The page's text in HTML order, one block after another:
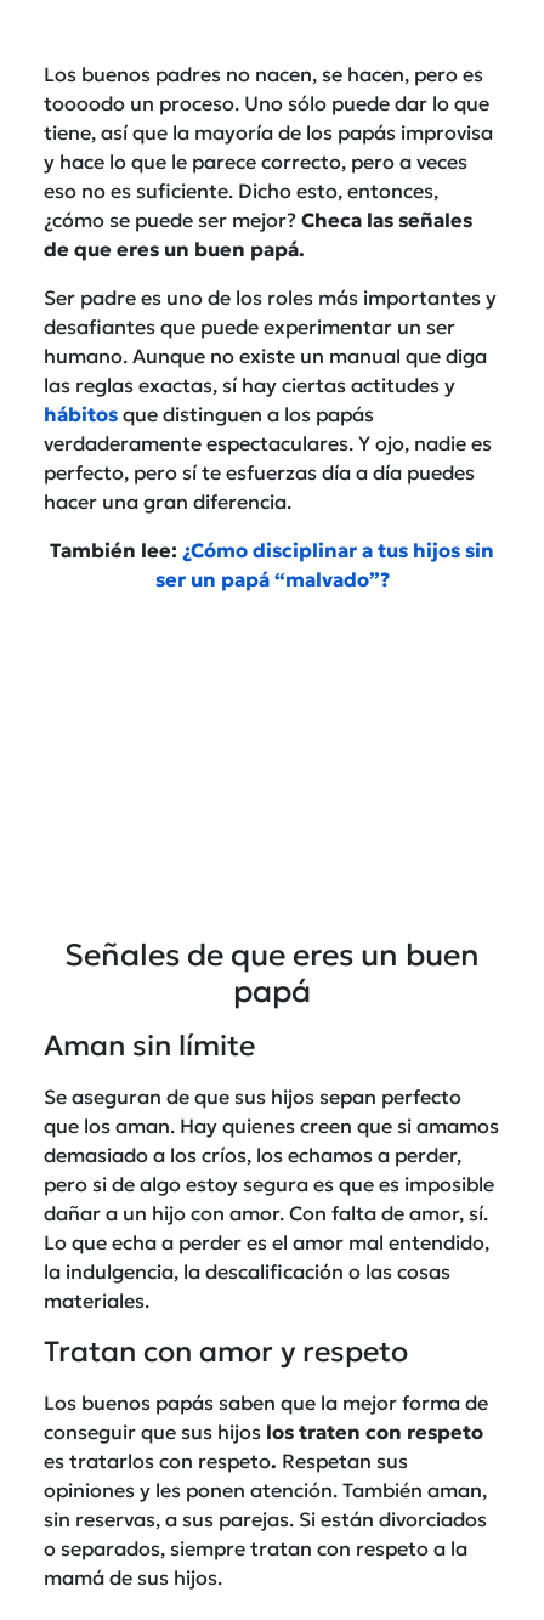
Los buenos padres no nacen, se hacen, pero es
toooodo un proceso. Uno sólo puede dar lo que
tiene, así que la mayoría de los papás improvisa
y hace lo que le parece correcto, pero a veces
eso no es suficiente. Dicho esto, entonces,
¿cómo se puede ser mejor? Checa las señales
de que eres un buen papá.
Ser padre es uno de los roles más importantes y
desafiantes que puede experimentar un ser
humano. Aunque no existe un manual que diga
las reglas exactas, sí hay ciertas actitudes y
hábitos que distinguen a los papás
verdaderamente espectaculares. Y ojo, nadie es
perfecto, pero sí te esfuerzas día a día puedes
hacer una gran diferencia.
También lee: ¿Cómo disciplinar a tus hijos sin
ser un papá “malvado”?
Señales de que eres un buen
papá
Aman sin límite
Se aseguran de que sus hijos sepan perfecto
que los aman. Hay quienes creen que si amamos
demasiado a los críos, los echamos a perder,
pero si de algo estoy segura es que es imposible
dañar a un hijo con amor. Con falta de amor, sí.
Lo que echa a perder es el amor mal entendido,
la indulgencia, la descalificación o las cosas
materiales.
Tratan con amor y respeto
Los buenos papás saben que la mejor forma de
conseguir que sus hijos los traten con respeto
es tratarlos con respeto. Respetan sus
opiniones y les ponen atención. También aman,
sin reservas, a sus parejas. Si están divorciados
o separados, siempre tratan con respeto a la
mamá de sus hijos.